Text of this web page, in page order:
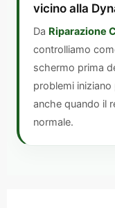
vicino alla
Da Riparazione
controlliamo
schermo prima
problemi
anche quando il
normale.